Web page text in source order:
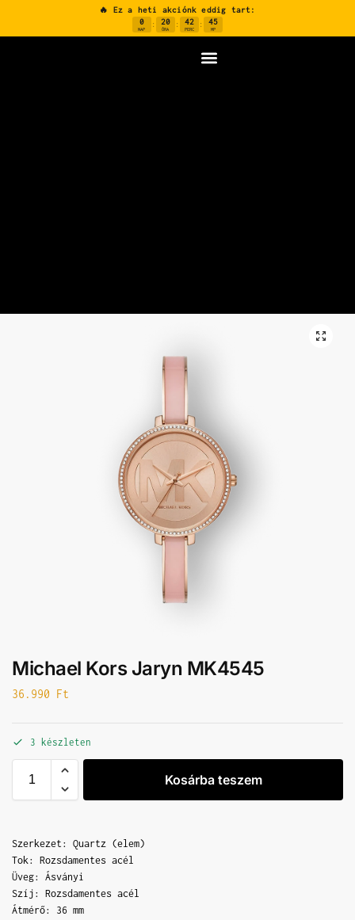
🔥 Ez a heti akciónk eddig tart:
0
NAP
: 20
ÓRA
: 42
PERC
: 44
MP
Michael Kors Jaryn MK4545
36.990 Ft
3 készleten
Kosárba teszem
Szerkezet: Quartz (elem)
Tok: Rozsdamentes acél
Üveg: Ásványi
Szíj: Rozsdamentes acél
Átmérő: 36 mm